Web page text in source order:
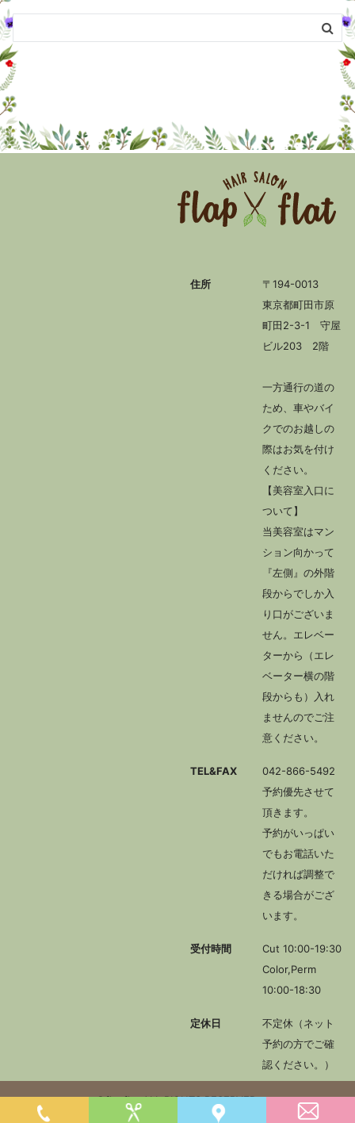
住所
〒194-0013
東京都町田市原
町田2-3-1 守屋
ビル203 2階
一方通行の道の
ため、車やバイ
クでのお越しの
際はお気を付け
ください。
【美容室入口に
ついて】
当美容室はマン
ション向かって
『左側』の外階
段からでしか入
り口がございま
せん。エレベー
ターから（エレ
ベーター横の階
段からも）入れ
ませんのでご注
意ください。
TEL&FAX
042-866-5492
予約優先させて
頂きます。
予約がいっぱい
でもお電話いた
だければ調整で
きる場合がござ
います。
受付時間
Cut 10:00-19:30
Color,Perm
10:00-18:30
定休日
不定休（ネット
予約の方でご確
認ください。）
©flapflat.ALL RIGHTS RESERVED.